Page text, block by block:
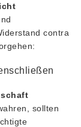
contra
sollten